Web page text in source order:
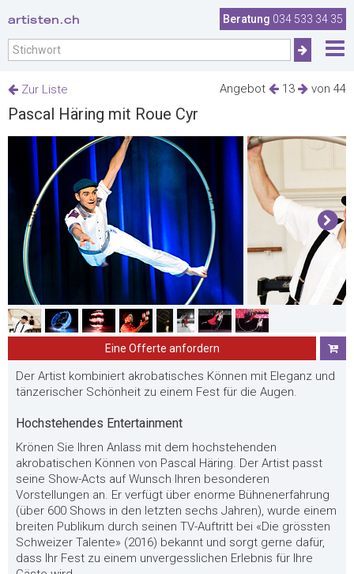
artisten.ch Beratung 034 533 34 35
Angebot 13 von 44
Zur Liste
Pascal Häring mit Roue Cyr
Eine Offerte anfordern
Der Artist kombiniert akrobatisches Können mit Eleganz und
tänzerischer Schönheit zu einem Fest für die Augen.
Hochstehendes Entertainment
Krönen Sie Ihren Anlass mit dem hochstehenden
akrobatischen Können von Pascal Häring. Der Artist passt
seine Show-Acts auf Wunsch Ihren besonderen
Vorstellungen an. Er verfügt über enorme Bühnenerfahrung
(über 600 Shows in den letzten sechs Jahren), wurde einem
breiten Publikum durch seinen TV-Auftritt bei «Die grössten
Schweizer Talente» (2016) bekannt und sorgt gerne dafür,
dass Ihr Fest zu einem unvergesslichen Erlebnis für Ihre